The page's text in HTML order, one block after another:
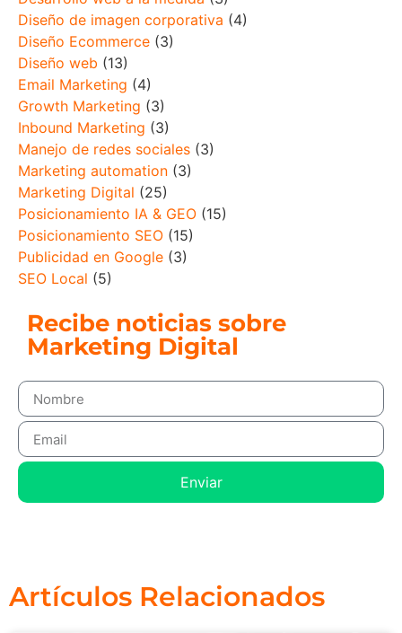
Diseño de imagen corporativa (4)
Diseño Ecommerce (3)
Diseño web (13)
Email Marketing (4)
Growth Marketing (3)
Inbound Marketing (3)
Manejo de redes sociales (3)
Marketing automation (3)
Marketing Digital (25)
Posicionamiento IA & GEO (15)
Posicionamiento SEO (15)
Publicidad en Google (3)
SEO Local (5)
Recibe noticias sobre
Marketing Digital
Enviar
Artículos Relacionados